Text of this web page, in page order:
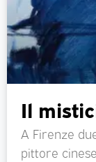
Il
A Firenze
pittore